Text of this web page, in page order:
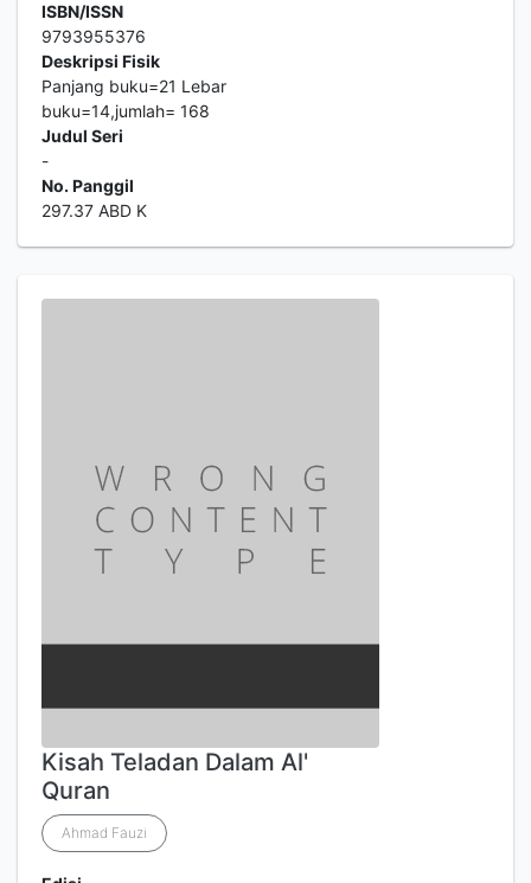
ISBN/ISSN
9793955376
Deskripsi Fisik
Panjang buku=21 Lebar
buku=14,jumlah= 168
Judul Seri
-
No. Panggil
297.37 ABD K
Kisah Teladan Dalam Al'
Quran
Ahmad Fauzi